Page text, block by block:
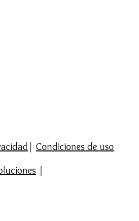
| Condiciones de uso
|